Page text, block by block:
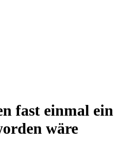
fast einmal ein
wäre